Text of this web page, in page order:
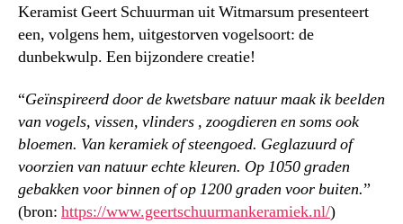
Keramist Geert Schuurman uit Witmarsum presenteert
een, volgens hem, uitgestorven vogelsoort: de
dunbekwulp. Een bijzondere creatie!
“Geïnspireerd door de kwetsbare natuur maak ik beelden
van vogels, vissen, vlinders , zoogdieren en soms ook
bloemen. Van keramiek of steengoed. Geglazuurd of
voorzien van natuur echte kleuren. Op 1050 graden
gebakken voor binnen of op 1200 graden voor buiten.”
(bron: https://www.geertschuurmankeramiek.nl/)